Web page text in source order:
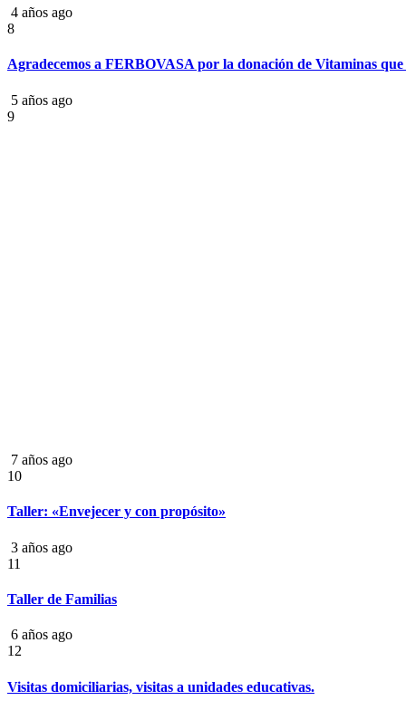
4 años ago
8
Agradecemos a FERBOVASA por la donación de Vitaminas
5 años ago
9
7 años ago
10
Taller: «Envejecer y con propósito»
3 años ago
11
Taller de Familias
6 años ago
12
Visitas domiciliarias, visitas a unidades educativas.